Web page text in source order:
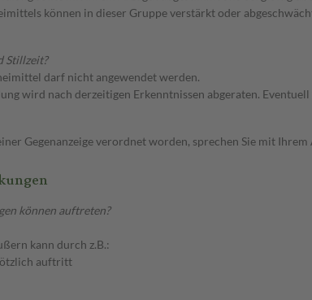
können in dieser Gruppe verstärkt oder
Stillzeit?
darf nicht angewendet werden.
wird nach derzeitigen Erkenntnissen abgeraten.
Gegenanzeige verordnet worden, sprechen Sie mit
können auftreten?
kann durch z.B.:
auftritt